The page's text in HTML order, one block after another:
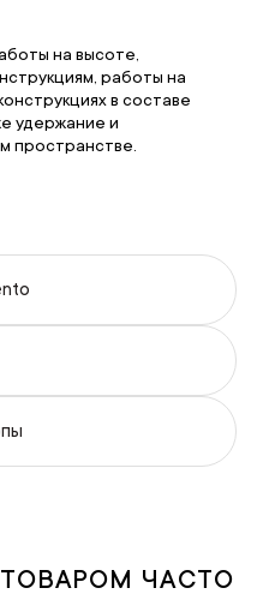
на высоте,
работы на
в составе
удержание и
пространстве.
ЧАСТО